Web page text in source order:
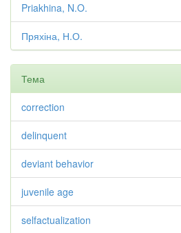
Priakhina, N.O.
Пряхіна, Н.О.
Тема
correction
delinquent
deviant behavior
juvenile age
selfactualization